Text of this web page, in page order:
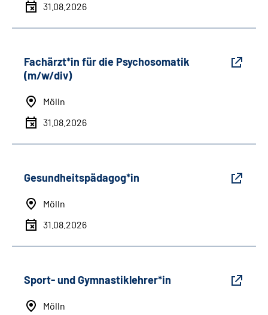
31.08.2026
Fachärzt*in für die Psychosomatik
(m/w/div)
Mölln
31.08.2026
Gesundheitspädagog*in
Mölln
31.08.2026
Sport- und Gymnastiklehrer*in
Mölln